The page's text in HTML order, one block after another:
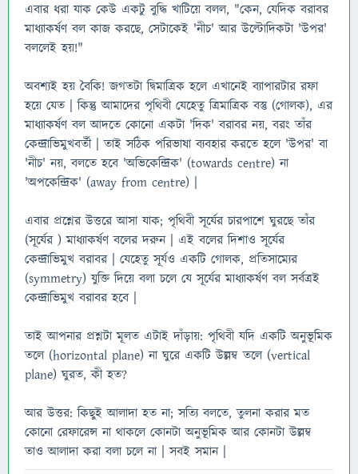
এবার ধরা যাক কেউ একটু বুদ্ধি খাটিয়ে বলল, "কেন, যেদিক বরাবর
মাধ্যাকর্ষণ বল কাজ করছে, সেটাকেই 'নীচ' আর উল্টোদিকটা 'উপর'
বললেই হয়!"
অবশ্যই হয় বৈকি! জগতটা দ্বিমাত্রিক হলে এখানেই ব্যাপারটার রফা
হয়ে যেত | কিন্তু আমাদের পৃথিবী যেহেতু ত্রিমাত্রিক বস্তু (গোলক), এর
মাধ্যাকর্ষণ বল আদতে কোনো একটা 'দিক' বরাবর নয়, বরং তাঁর
কেন্দ্রাভিমুখবর্তী | তাই সঠিক পরিভাষা ব্যবহার করতে হলে 'উপর' বা
'নীচ' নয়, বলতে হবে 'অভিকেন্দ্রিক' (towards centre) না
'অপকেন্দ্রিক' (away from centre) |
এবার প্রশ্নের উত্তরে আসা যাক; পৃথিবী সূর্যের চারপাশে ঘুরছে তাঁর
(সূর্যের ) মাধ্যাকর্ষণ বলের দরুন | এই বলের দিশাও সূর্যের
কেন্দ্রাভিমুখ বরাবর | যেহেতু সূর্যও একটি গোলক, প্রতিসাম্যের
(symmetry) যুক্তি দিয়ে বলা চলে যে সূর্যের মাধ্যাকর্ষণ বল সর্বত্রই
কেন্দ্রাভিমুখ বরাবর হবে |
তাই আপনার প্রশ্নটা মূলত এটাই দাঁড়ায়: পৃথিবী যদি একটি অনুভূমিক
তলে (horizontal plane) না ঘুরে একটি উল্লম্ব তলে (vertical
plane) ঘুরত, কী হত?
আর উত্তর: কিছুই আলাদা হত না; সত্যি বলতে, তুলনা করার মত
কোনো রেফারেন্স না থাকলে কোনটা অনুভূমিক আর কোনটা উল্লম্ব
তাও আলাদা করা বলা চলে না | সবই সমান |